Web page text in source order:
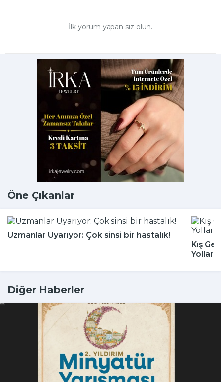
İlk yorum yapan siz olun.
Öne Çıkanlar
Uzmanlar Uyarıyor: Çok sinsi bir hastalık!
Kış
Yolları
Diğer Haberler